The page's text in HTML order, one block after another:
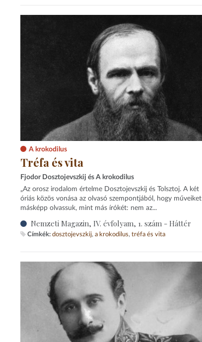
A krokodilus
Tréfa és vita
Fjodor Dosztojevszkij és A krokodilus
„Az orosz irodalom értelme Dosztojevszkij és Tolsztoj. A két
óriás közös vonása az olvasó szempontjából, hogy műveiket
másképp olvassuk, mint más írókét: nem az...
Nemzeti Magazin, IV. évfolyam, 1. szám - Háttér
Címkék: dosztojevszkij a krokodilus tréfa és vita